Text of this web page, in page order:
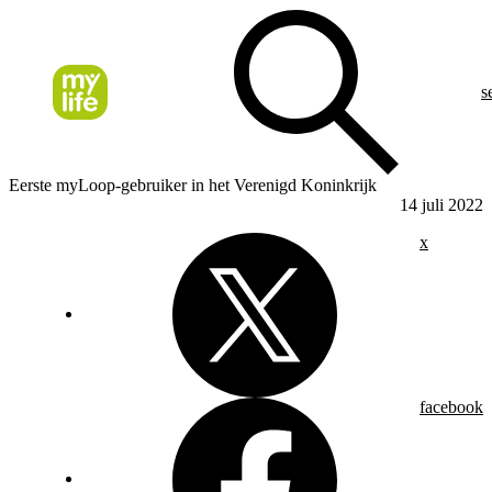
Eerste myLoop-gebruiker in het Verenigd Koninkrijk
14 juli 2022
x
facebook